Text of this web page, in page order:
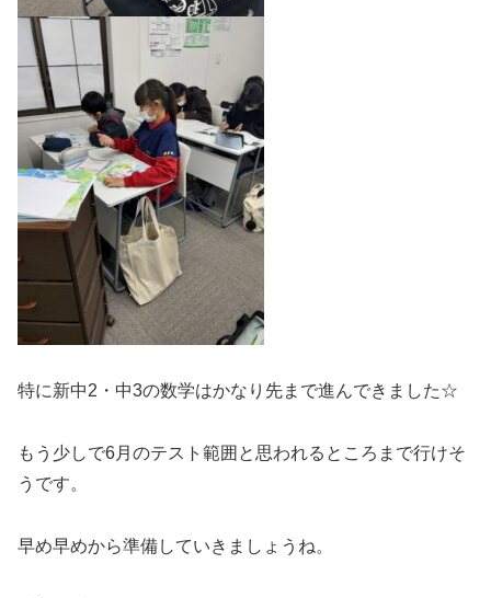
特に新中2・中3の数学はかなり先まで進んできました☆
もう少しで6月のテスト範囲と思われるところまで行けそ
うです。
早め早めから準備していきましょうね。